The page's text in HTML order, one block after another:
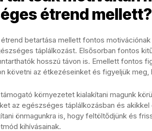
étrend mellett?
betartása mellett fontos
táplálkozást. Elsősorban fontos
hosszú távon is. Emellett fontos
követni az étkezéseinket és figyeljük meg,
környezetet kialakítani magunk
az egészséges táplálkozásban és
önmagunkra is, hogy feltöltődjünk és
kihívásainak.